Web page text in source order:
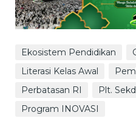
Ekosistem Pendidikan
Literasi Kelas Awal
Perbatasan RI
Plt.
Program INOVASI